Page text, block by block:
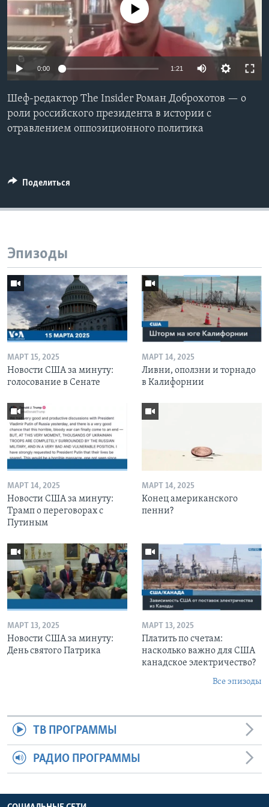
Learning English
СОЦИАЛЬНЫЕ СЕТИ
Языки
No media source currently available
0:00 1:21
Шеф-редактор The Insider Роман Доброхотов — о
роли российского президента в истории с
отравлением оппозиционного политика
Поделиться
Эпизоды
МАРТ 15, 2025
Новости США за минуту:
голосование в Сенате
МАРТ 14, 2025
Ливни, оползни и торнадо
в Калифорнии
МАРТ 14, 2025
Новости США за минуту:
Трамп о переговорах с
Путиным
МАРТ 14, 2025
Конец американского
пенни?
МАРТ 13, 2025
Новости США за минуту:
День святого Патрика
МАРТ 13, 2025
Платить по счетам:
насколько важно для США
канадское электричество?
Все эпизоды
ТВ ПРОГРАММЫ
РАДИО ПРОГРАММЫ